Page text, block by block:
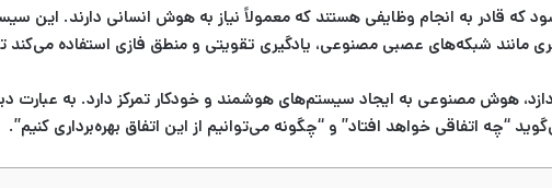
به انجام وظایفی هستند که معمولاً نیاز به هوش انسانی دارند. این
شبکه‌های عصبی مصنوعی، یادگیری تقویتی و منطق فازی استفاده می‌کند تا
هوش مصنوعی به ایجاد سیستم‌های هوشمند و خودکار تمرکز دارد. به عبارت
“چه اتفاقی خواهد افتاد” و “چگونه می‌توانیم از این اتفاق بهره‌برداری کنیم”.